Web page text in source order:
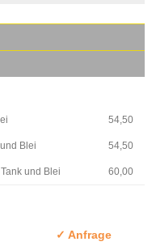
54,50
Blei 54,50
und Blei 60,00
✓ Anfrage